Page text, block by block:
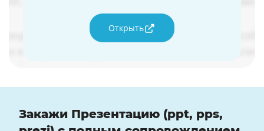
Открыть
Закажи Презентацию (ppt, pps,